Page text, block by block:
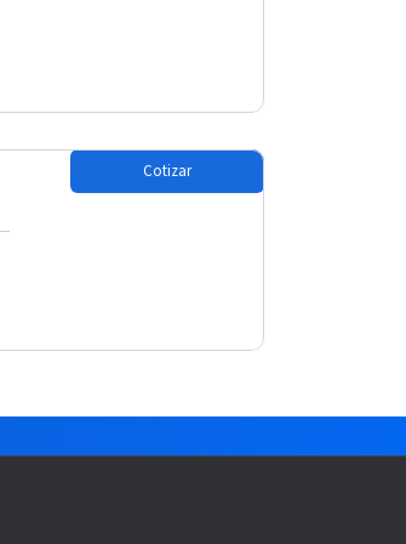
Cotizar